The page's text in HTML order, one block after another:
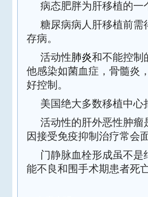
病态肥胖为肝移植的一
糖尿病病人肝移植前需
存病。
活动性肺炎和不能控制
他感染如菌血症，骨髓炎
好控制。
美国绝大多数移植中心
活动性的肝外恶性肿瘤
因接受免疫抑制治疗常会
门静脉血栓形成虽不
能不良和围手术期患者死亡